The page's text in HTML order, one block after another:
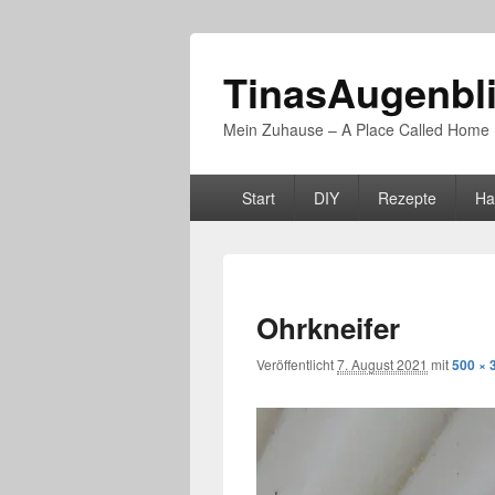
Mein Zuhause – A Place Called Home
PrimäresStart DIY Rezepte
Ohrkneifer
Veröffentlicht7. August 2021 mit500 ×